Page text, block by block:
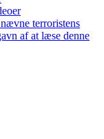
terroristens
af at læse denne